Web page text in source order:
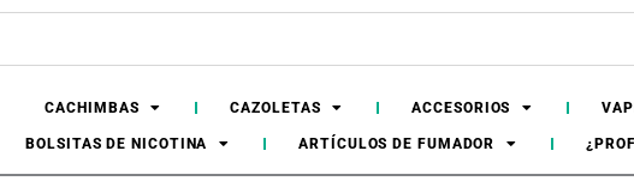
CACHIMBAS CAZOLETAS ACCESORIOS
BOLSITAS DE NICOTINA ARTÍCULOS DE FUMADOR